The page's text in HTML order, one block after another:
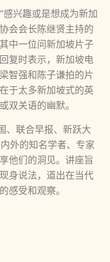
感兴趣或是想成为新加
会会长陈继贤主持的
中一位问新加坡片子
复时表示，新加坡电
智强和陈子谦拍的片
于太多新加坡式的英
双关语的幽默。
、联合早报、新跃大
外的知名学者、专家
他们的洞见。讲座旨
身说法，道出在当代
感受和观察。